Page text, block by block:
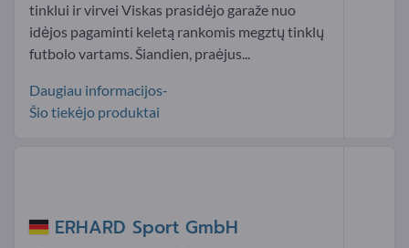
tinklui ir virvei Viskas prasidėjo garaže nuo
idėjos pagaminti keletą rankomis megztų tinklų
futbolo vartams. Šiandien, praėjus...
Daugiau informacijos-
Šio tiekėjo produktai
ERHARD Sport GmbH